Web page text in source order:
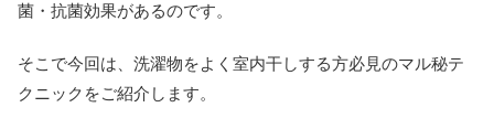
菌・抗菌効果があるのです。
そこで今回は、洗濯物をよく室内干しする方必見のマル秘テ
クニックをご紹介します。